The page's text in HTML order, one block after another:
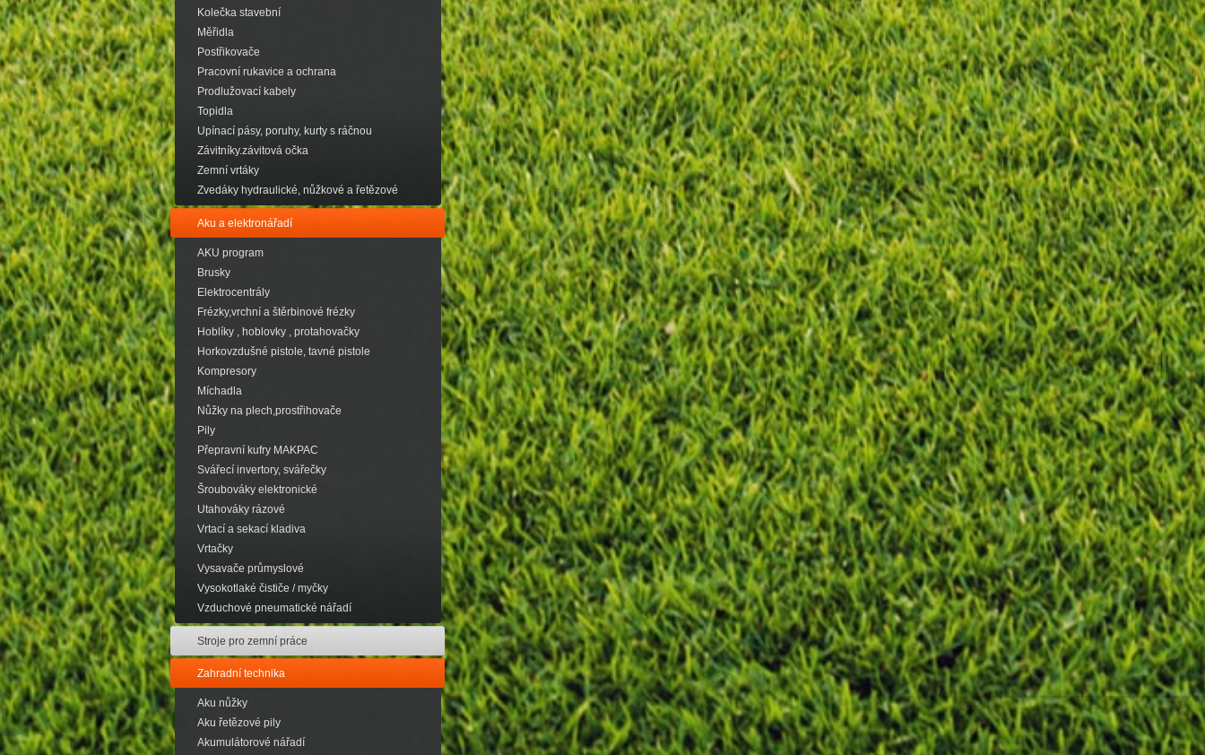
Kolečka stavební
Měřidla
Postřikovače
Pracovní rukavice a ochrana
Prodlužovací kabely
Topidla
Upínací pásy, poruhy, kurty s ráčnou
Závitníky.závitová očka
Zemní vrtáky
Zvedáky hydraulické, nůžkové a řetězové
Aku a elektronářadí
AKU program
Brusky
Elektrocentrály
Frézky,vrchní a štěrbinové frézky
Hoblíky , hoblovky , protahovačky
Horkovzdušné pistole, tavné pistole
Kompresory
Míchadla
Nůžky na plech,prostřihovače
Pily
Přepravní kufry MAKPAC
Svářecí invertory, svářečky
Šroubováky elektronické
Utahováky rázové
Vrtací a sekací kladiva
Vrtačky
Vysavače průmyslové
Vysokotlaké čističe / myčky
Vzduchové pneumatické nářadí
Stroje pro zemní práce
Zahradní technika
Aku nůžky
Aku řetězové pily
Akumulátorové nářadí